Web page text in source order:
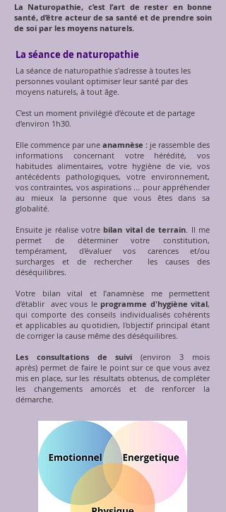
La Naturopathie, c’est l’art de rester en bonne
santé, d’être acteur de sa santé et de prendre soin
de soi par les moyens naturels.
La séance de naturopathie
La séance de naturopathie s'adresse à toutes les
personnes voulant optimiser leur santé par des
moyens naturels, à tout âge.
C’est un moment privilégié d’écoute et de partage
d’environ 1h30.
Elle commence par une anamnèse : je rassemble des
informations concernant votre hérédité, vos
habitudes alimentaires, votre hygiène de vie, vos
antécédents pathologiques, votre environnement,
vos contraintes, vos aspirations ... pour appréhender
au mieux la personne que vous êtes dans sa
globalité.
Ensuite je réalise votre bilan vital de terrain. Il me
permet de déterminer votre constitution,
tempérament, d'évaluer vos carences et/ou
surcharges et de rechercher les causes des
déséquilibres.
Votre bilan vital et l’anamnèse me permettent
d’établir avec vous le programme d'hygiène vital,
qui comporte des conseils individualisés cohérents
et applicables au quotidien, l'objectif principal étant
de corriger la cause même des déséquilibres.
Les consultations de suivi(environ 3 mois
après) permet de faire le point sur ce que vous avez
mis en place, sur les résultats obtenus, de compléter
les changements amorcés et de renforcer la
démarche.